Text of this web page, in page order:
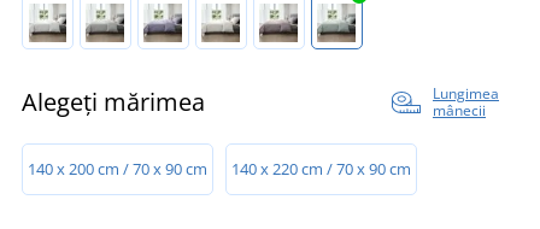
Alegeți mărimea
Lungimea
mânecii
140 x 200 cm / 70 x 90 cm 140 x 220 cm / 70 x 90 cm